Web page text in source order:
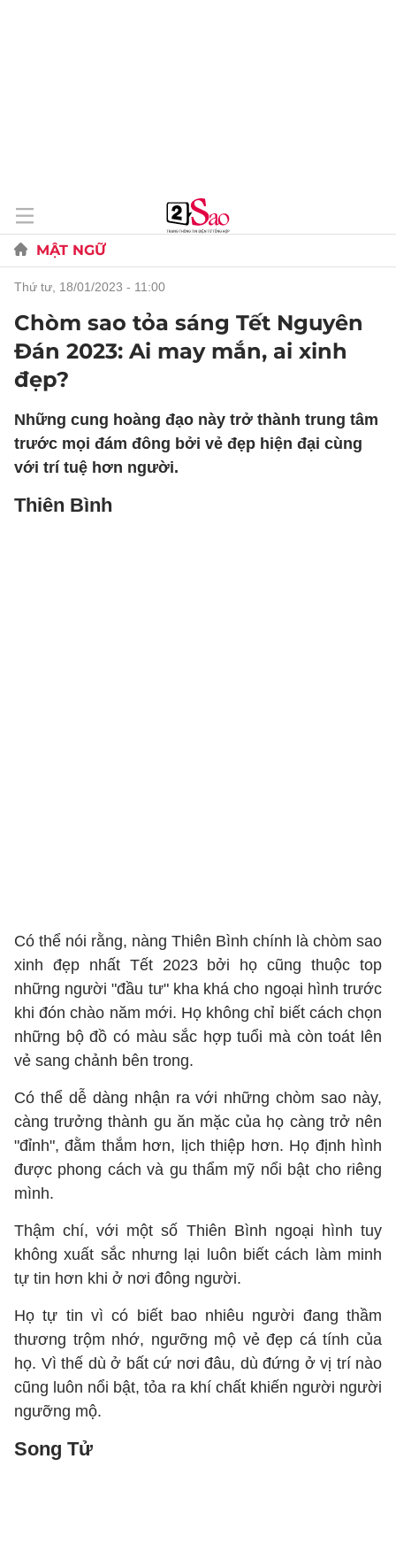
MẬT NGỮ
thứ tư, 18/01/2023 - 11:00
Chòm sao tỏa sáng Tết Nguyên
Đán 2023: Ai may mắn, ai xinh
đẹp?
Những cung hoàng đạo này trở thành trung tâm
trước mọi đám đông bởi vẻ đẹp hiện đại cùng
với trí tuệ hơn người.
Thiên Bình
Có thể nói rằng, nàng Thiên Bình chính là chòm sao
xinh đẹp nhất Tết 2023 bởi họ cũng thuộc top
những người "đầu tư" kha khá cho ngoại hình trước
khi đón chào năm mới. Họ không chỉ biết cách chọn
những bộ đồ có màu sắc hợp tuổi mà còn toát lên
vẻ sang chảnh bên trong.
Có thể dễ dàng nhận ra với những chòm sao này,
càng trưởng thành gu ăn mặc của họ càng trở nên
"đỉnh", đằm thắm hơn, lịch thiệp hơn. Họ định hình
được phong cách và gu thẩm mỹ nổi bật cho riêng
mình.
Thậm chí, với một số Thiên Bình ngoại hình tuy
không xuất sắc nhưng lại luôn biết cách làm minh
tự tin hơn khi ở nơi đông người.
Họ tự tin vì có biết bao nhiêu người đang thầm
thương trộm nhớ, ngưỡng mộ vẻ đẹp cá tính của
họ. Vì thế dù ở bất cứ nơi đâu, dù đứng ở vị trí nào
cũng luôn nổi bật, tỏa ra khí chất khiến người người
ngưỡng mộ.
Song Tử